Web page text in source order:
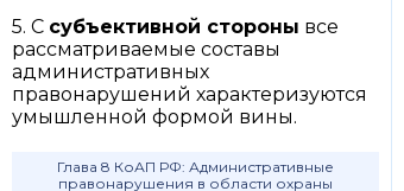
5. С субъективной стороны все
рассматриваемые составы
административных
правонарушений характеризуются
умышленной формой вины.
Глава 8 КоАП РФ: Административные
правонарушения в области охраны